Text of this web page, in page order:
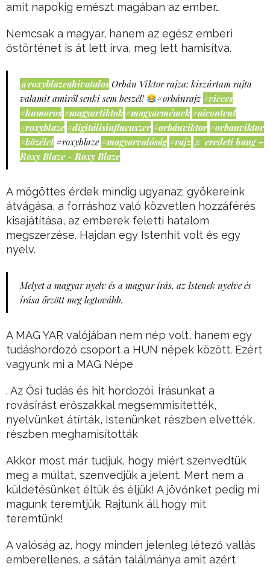
amit napokig emészt magában az ember…
Nemcsak a magyar, hanem az egész emberi
őstörténet is át lett írva, meg lett hamisítva.
@roxyblazeahivatalos Orbán Viktor rajza: kiszúrtam rajta
valamit amiről senki sem beszél!
#orbánrajz #vicces
#humoros #magyartiktok #magyarmémek #aicontent
#roxyblaze #digitálisinfluenszer #orbánviktor #orbanviktor
#közélet #roxyblaze #magyarvalóság #rajz ♬ eredeti hang –
Roxy Blaze - Roxy Blaze
A mögöttes érdek mindig ugyanaz: gyökereink
átvágása, a forráshoz való közvetlen hozzáférés
kisajátítása, az emberek feletti hatalom
megszerzése. Hajdan egy Istenhit volt és egy
nyelv.
Melyet a magyar nyelv és a magyar írás, az Istenek nyelve és
írása őrzött meg legtovább.
A MAG YAR valójában nem nép volt, hanem egy
tudáshordozó csoport a HUN népek között. Ezért
vagyunk mi a MAG Népe
. Az Ősi tudás és hit hordozói. Írásunkat a
rovásírást erőszakkal megsemmisítették,
nyelvünket átírták, Istenünket részben elvették,
részben meghamisították
Akkor most már tudjuk, hogy miért szenvedtük
meg a múltat, szenvedjük a jelent. Mert nem a
küldetésünket éltük és éljük! A jövőnket pedig mi
magunk teremtjük. Rajtunk áll hogy mit
teremtünk!
A valóság az, hogy minden jelenleg létező vallás
emberellenes, a sátán találmánya amit azért